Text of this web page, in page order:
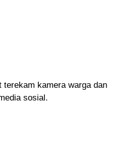
kamera warga dan
sosial.